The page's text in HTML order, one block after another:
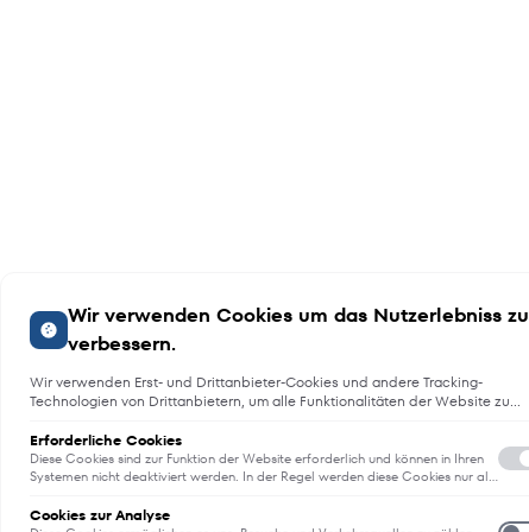
Wir verwenden Cookies um das Nutzerlebniss zu
verbessern.
Wir verwenden Erst- und Drittanbieter-Cookies und andere Tracking-
Technologien von Drittanbietern, um alle Funktionalitäten der Website zu
und personalisierte Werbung über unsere Websites, Apps und Newsletter im
Internet und über Social-Media-Plattformen bereitzustellen. Zu diesem
Zweck erfassen wir Informationen zum Benutzer, dem Browsing-Verhalten
Erforderliche Cookies
Diese Cookies sind zur Funktion der Website erforderlich und können in Ihren
Systemen nicht deaktiviert werden. In der Regel werden diese Cookies nur als
Dienstanforderung entsprechen, wie etwa dem Festlegen Ihrer
Cookies zur Analyse